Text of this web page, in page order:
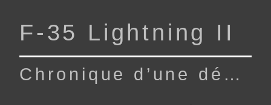
F‑35 Lightning II
Chronique d’une dépendance